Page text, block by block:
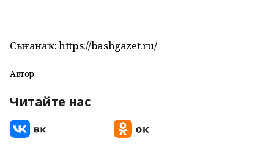
Сығанаҡ: https://bashgazet.ru/
Автор:
Читайте нас